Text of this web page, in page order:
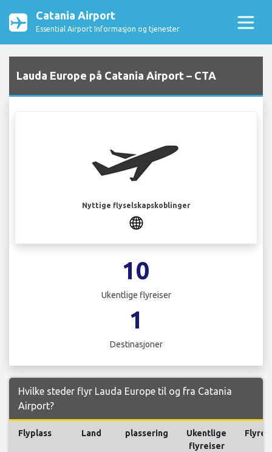
Catania Airport
Essential Airport Informasjon og tjenester
Lauda Europe på Catania Airport – CTA
Nyttige flyselskapskoblinger
10
Ukentlige flyreiser
1
Destinasjoner
Hvilke steder flyr Lauda Europe til og fra Catania
Airport?
Flyplass Land plassering
Ukentlige
flyreiser